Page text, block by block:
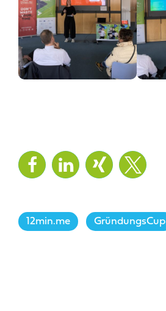
12min.me GründungsCup